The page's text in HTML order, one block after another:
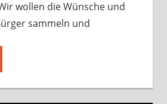
wollen die Wünsche und
sammeln und